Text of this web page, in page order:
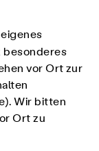
besonderes
vor Ort zur
Wir bitten
Ort zu